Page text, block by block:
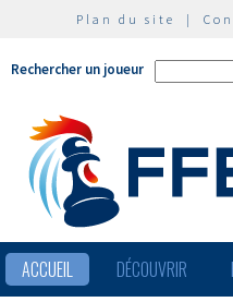
Plan du site |
Rechercher un joueur
ACCUEIL DÉCOUVRIR